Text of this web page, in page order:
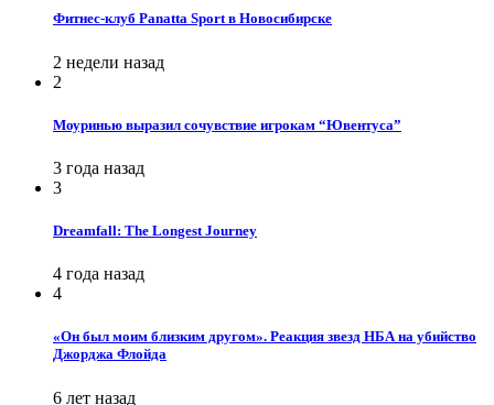
Фитнес-клуб Panatta Sport в Новосибирске
2 недели назад
2
Моуринью выразил сочувствие игрокам “Ювентуса”
3 года назад
3
Dreamfall: The Longest Journey
4 года назад
4
«Он был моим близким другом». Реакция звезд НБА на убийство
Джорджа Флойда
6 лет назад